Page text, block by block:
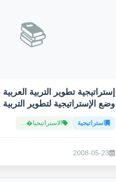
📚
إستراتيجية تطوير التربية
وضع الإستراتيجية لتطوير التربية
استراتيجية الاستراتيجيا�...
2008-05-23